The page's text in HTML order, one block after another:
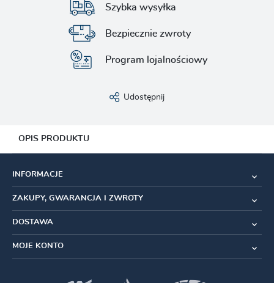
Szybka wysyłka
Bezpiecznie zwroty
Program lojalnościowy
Udostępnij
OPIS PRODUKTU
z właściwościami
Obszary frotte w okolicach zaczepów butów eliminują
punkty nacisku
INFORMACJE
ZAKUPY, GWARANCJA I ZWROTY
DOSTAWA
MOJE KONTO